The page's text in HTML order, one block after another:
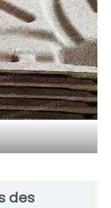
des